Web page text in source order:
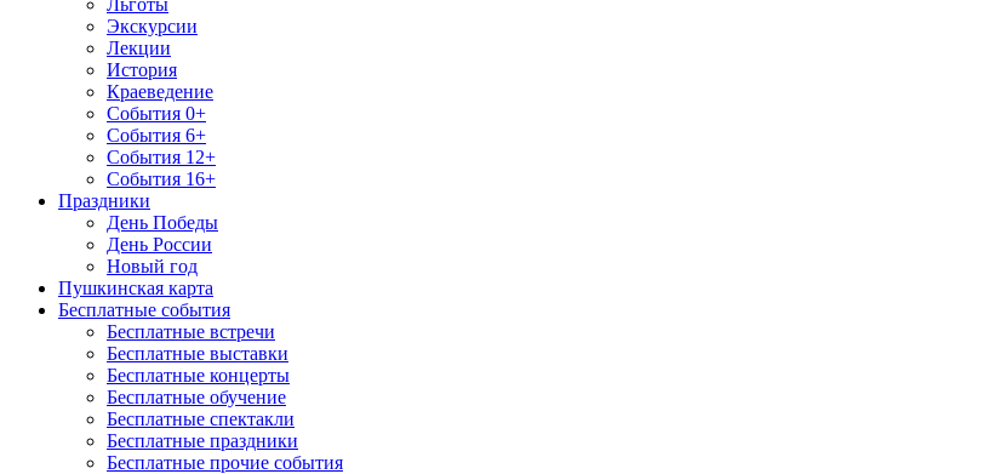
Льготы
Экскурсии
Лекции
История
Краеведение
События 0+
События 6+
События 12+
События 16+
Праздники
День Победы
День России
Новый год
Пушкинская карта
Бесплатные события
Бесплатные встречи
Бесплатные выставки
Бесплатные концерты
Бесплатные обучение
Бесплатные спектакли
Бесплатные праздники
Бесплатные прочие события